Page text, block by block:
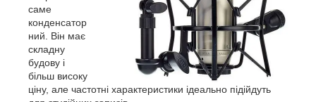
саме
конденсатор
ний. Він має
складну
будову і
більш високу
ціну, але частотні характеристики ідеально підійдуть